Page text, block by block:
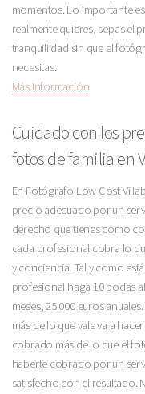
momentos. Lo importante
realmente quieres, sepas el
tranquiliidad sin que el
necesitas.
Más Información
Cuidado con los
fotos de familia en
En Fotógrafo Low Cost
precio adecuado por un
derecho que tienes como
cada profesional cobra lo
y conciencia. Tal y como
profesional haga 10 bodas
meses, 25.000 euros
más de lo que vale va a
cobrado más de lo que el
haberte cobrado por un
satisfecho con el resultado.